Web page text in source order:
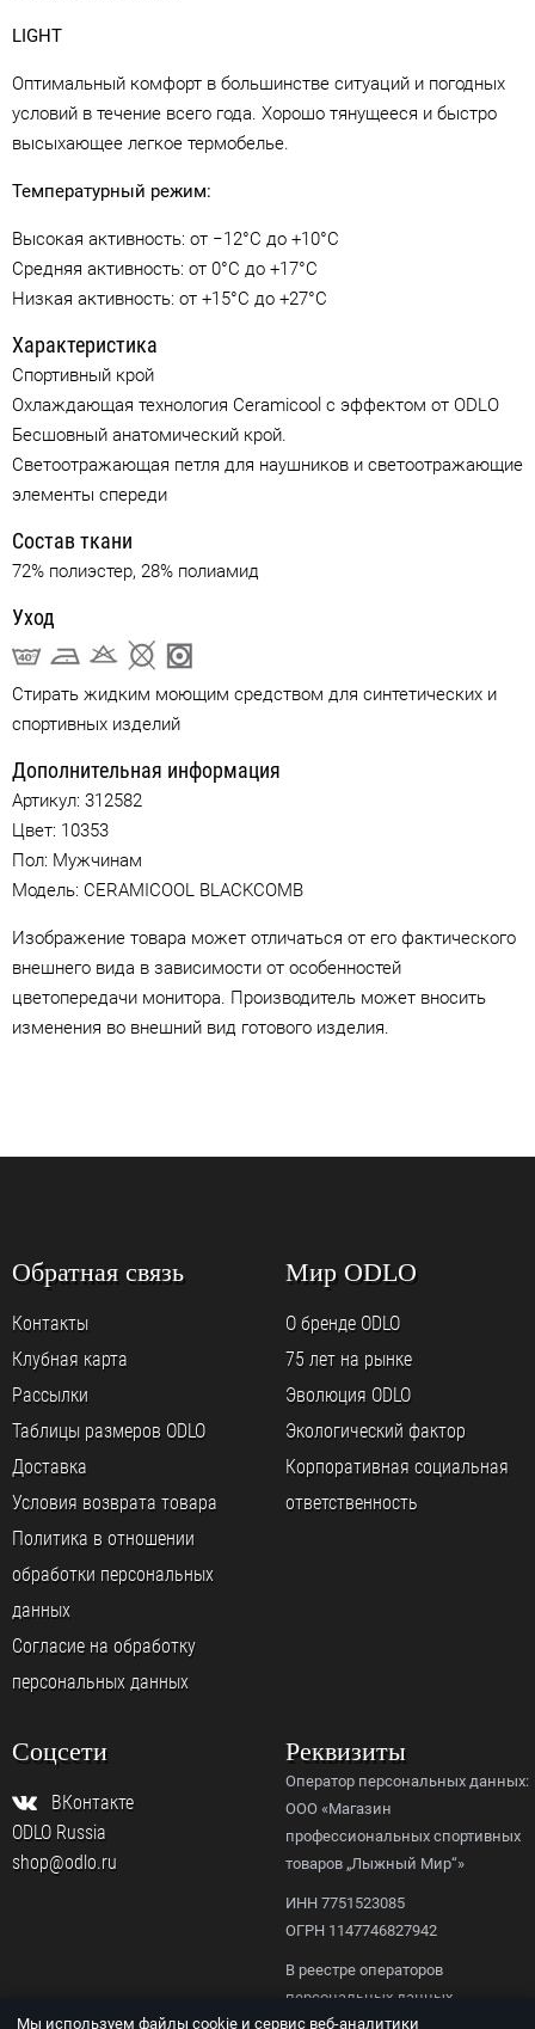
LIGHT
Оптимальный комфорт в большинстве ситуаций и погодных
условий в течение всего года. Хорошо тянущееся и быстро
высыхающее легкое термобелье.
Температурный режим:
Высокая активность: от −12°C до +10°C
Средняя активность: от 0°C до +17°C
Низкая активность: от +15°C до +27°C
Характеристика
Спортивный крой
Охлаждающая технология Ceramicool с эффектом от ODLO
Бесшовный анатомический крой.
Светоотражающая петля для наушников и светоотражающие
элементы спереди
Состав ткани
72% полиэстер, 28% полиамид
Уход
Стирать жидким моющим средством для синтетических и
спортивных изделий
Дополнительная информация
Артикул: 312582
Цвет: 10353
Пол: Мужчинам
Модель: CERAMICOOL BLACKCOMB
Изображение товара может отличаться от его фактического
внешнего вида в зависимости от особенностей
цветопередачи монитора. Производитель может вносить
изменения во внешний вид готового изделия.
Обратная связь
Контакты
Клубная карта
Рассылки
Таблицы размеров ODLO
Доставка
Условия возврата товара
Политика в отношении
обработки персональных
данных
Согласие на обработку
персональных данных
Мир ODLO
О бренде ODLO
75 лет на рынке
Эволюция ODLO
Экологический фактор
Корпоративная социальная
ответственность
Соцсети
ВКонтакте
ODLO Russia
shop@odlo.ru
Реквизиты
Оператор персональных данных:
ООО «Магазин
профессиональных спортивных
товаров „Лыжный Мир“»
ИНН 7751523085
ОГРН 1147746827942
В реестре операторов
персональных данных
Роскомнадзора,
Мы используем файлы cookie и сервис веб-аналитики